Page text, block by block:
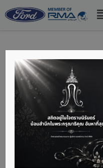
เตรียมพร้
ขึ้นเขา คู่มื
ROAD
เครื่อง